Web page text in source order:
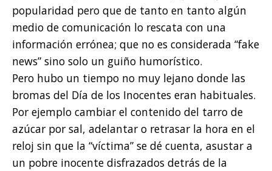
popularidad pero que de tanto en tanto algún
medio de comunicación lo rescata con una
información errónea; que no es considerada “fake
news” sino solo un guiño humorístico.
Pero hubo un tiempo no muy lejano donde las
bromas del Día de los Inocentes eran habituales.
Por ejemplo cambiar el contenido del tarro de
azúcar por sal, adelantar o retrasar la hora en el
reloj sin que la “víctima” se dé cuenta, asustar a
un pobre inocente disfrazados detrás de la